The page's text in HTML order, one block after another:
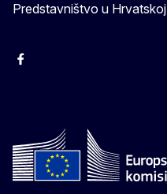
Predstavništvo u Hrvatskoj
Facebook